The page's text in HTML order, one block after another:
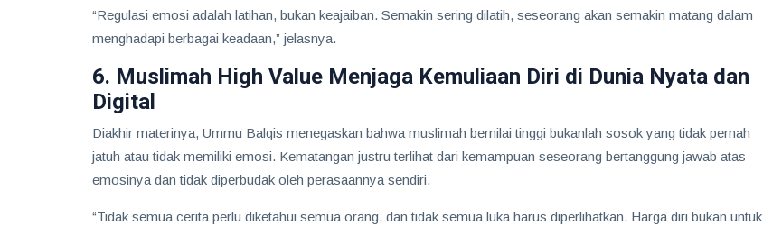
“Regulasi emosi adalah latihan, bukan keajaiban. Semakin sering dilatih, seseorang akan semakin matang dalam
menghadapi berbagai keadaan,” jelasnya.
6. Muslimah High Value Menjaga Kemuliaan Diri di Dunia Nyata dan
Digital
Diakhir materinya, Ummu Balqis menegaskan bahwa muslimah bernilai tinggi bukanlah sosok yang tidak pernah
jatuh atau tidak memiliki emosi. Kematangan justru terlihat dari kemampuan seseorang bertanggung jawab atas
emosinya dan tidak diperbudak oleh perasaannya sendiri.
“Tidak semua cerita perlu diketahui semua orang, dan tidak semua luka harus diperlihatkan. Harga diri bukan untuk